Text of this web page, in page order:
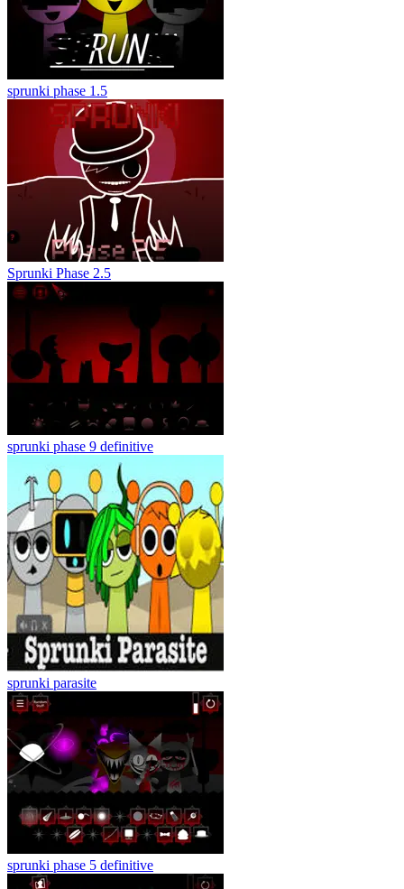
sprunki phase 1.5
Sprunki Phase 2.5
sprunki phase 9 definitive
sprunki parasite
sprunki phase 5 definitive